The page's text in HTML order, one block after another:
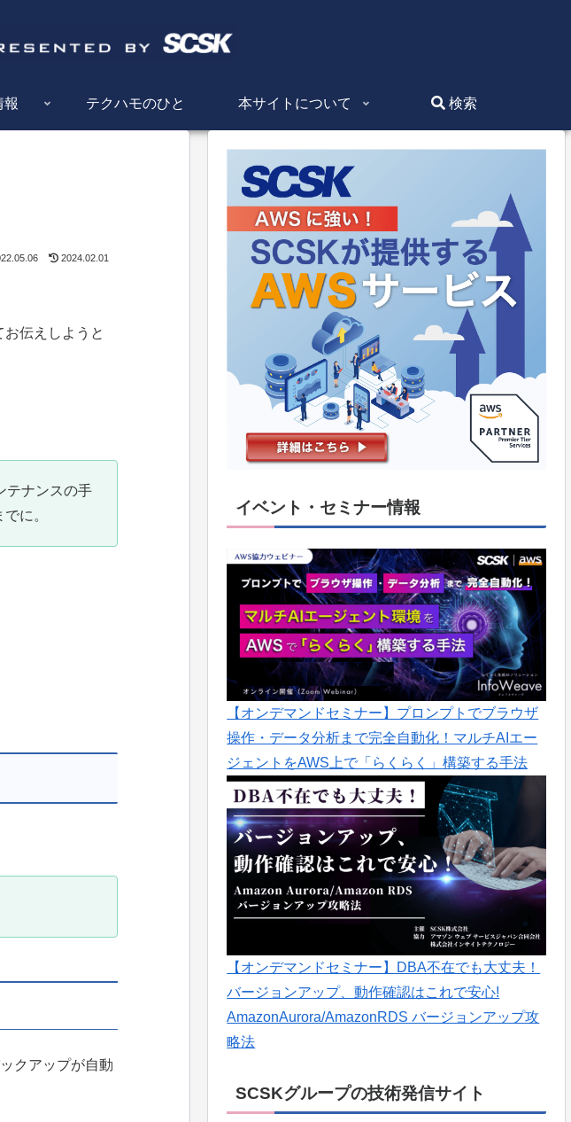
報 テクハモのひと 本サイトについて 検索
2024.02.01
伝えしようと
テナンスの手
に。
クアップが自動
イベント・セミナー情報
【オンデマンドセミナー】プロンプトでブラウザ
操作・データ分析まで完全自動化！マルチAIエー
ジェントをAWS上で「らくらく」構築する手法
【オンデマンドセミナー】DBA不在でも大丈夫！
バージョンアップ、動作確認はこれで安心!
AmazonAurora/AmazonRDS バージョンアップ攻
略法
SCSKグループの技術発信サイト